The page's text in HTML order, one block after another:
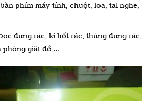
phím máy tính, chuột, loa, tai nghe,
đựng rác, ki hốt rác, thùng đựng rác,
phòng giặt đồ,…